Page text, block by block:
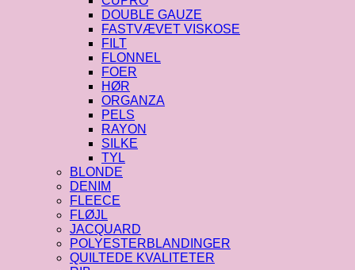
DOUBLE GAUZE
FASTVÆVET VISKOSE
FILT
FLONNEL
FOER
HØR
ORGANZA
PELS
RAYON
SILKE
TYL
BLONDE
DENIM
FLEECE
FLØJL
JACQUARD
POLYESTERBLANDINGER
QUILTEDE KVALITETER